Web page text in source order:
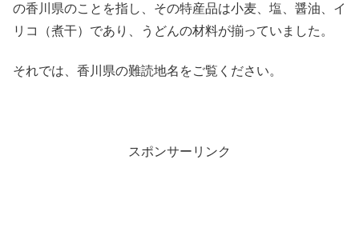
の香川県のことを指し、その特産品は小麦、塩、醤油、イ
リコ（煮干）であり、うどんの材料が揃っていました。
それでは、香川県の難読地名をご覧ください。
スポンサーリンク